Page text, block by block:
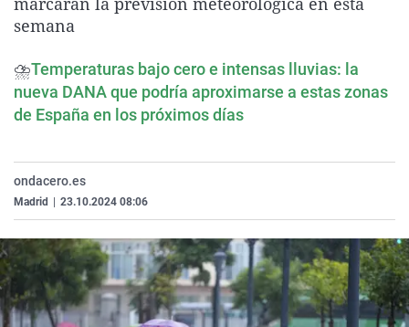
La rosa de los vientos
Como el perro y el
Caso
Equipo de
Extremadura
La Rioja
Virales
Elecciones
semana
⛈️Temperaturas bajo cero e intensas lluvias: la
nueva DANA que podría aproximarse a estas zonas
de España en los próximos días
ondacero.es
Madrid 23.10.2024 08:06